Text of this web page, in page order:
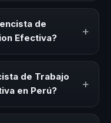
conocimiento,
tema en eventos
Su objetivo es
aplicables
de
Efectiva?
+
convenciones
de integración
un cambio
de Trabajo
en Perú?
+